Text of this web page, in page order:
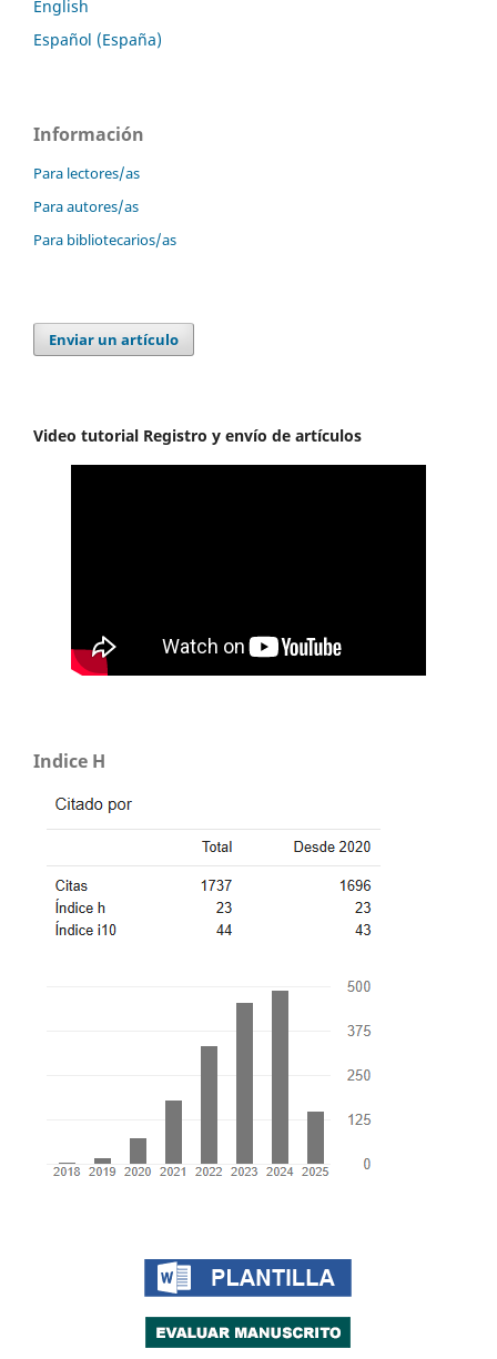
English
Español (España)
Información
Para lectores/as
Para autores/as
Para bibliotecarios/as
Enviar un artículo
Video tutorial Registro y envío de artículos
Indice H